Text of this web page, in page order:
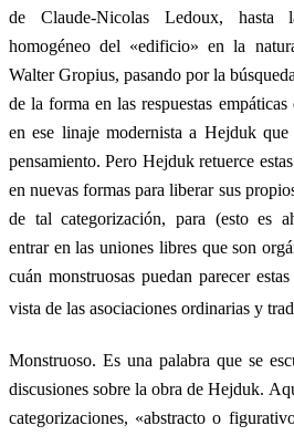
de Claude-Nicolas Ledoux, hasta
homogéneo del «edificio» en la
Walter Gropius, pasando por la
de la forma en las respuestas
en ese linaje modernista a Hejduk que
pensamiento. Pero Hejduk retuerce
en nuevas formas para liberar sus
de tal categorización, para (esto es
entrar en las uniones libres que son
cuán monstruosas puedan parecer
vista de las asociaciones ordinarias y
Monstruoso. Es una palabra que se
discusiones sobre la obra de Hejduk.
categorizaciones, «abstracto o